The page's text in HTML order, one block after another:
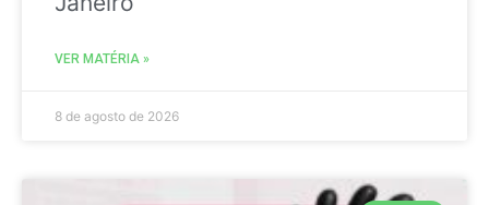
VER MATÉRIA »
8 de agosto de 2026